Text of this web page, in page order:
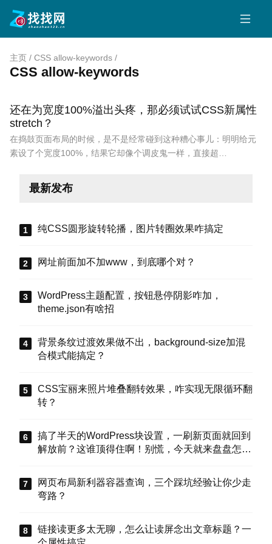
主页 / CSS allow-keywords /
CSS allow-keywords
还在为宽度100%溢出头疼，那必须试试CSS新属性
stretch？
在捣鼓页面布局的时候，是不是经常碰到这种糟心事儿：明明给元
素设了个宽度100%，结果它却像个调皮鬼一样，直接超…
最新发布
纯CSS圆形旋转轮播，图片转圈效果咋搞定
网址前面加不加www，到底哪个对？
WordPress主题配置，按钮悬停阴影咋加，
theme.json有啥招
背景条纹过渡效果做不出，background-size加混
合模式能搞定？
CSS宝丽来照片堆叠翻转效果，咋实现无限循环翻
转？
搞了半天的WordPress块设置，一刷新页面就回到
解放前？这谁顶得住啊！别慌，今天就来盘盘怎么
车”。
网页布局新利器容器查询，三个踩坑经验让你少走
弯路？
链接读更多太无聊，怎么让读屏念出文章标题？一